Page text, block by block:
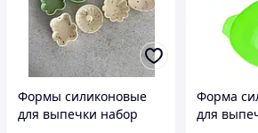
Формы силиконовые
для выпечки набор
Форма
для